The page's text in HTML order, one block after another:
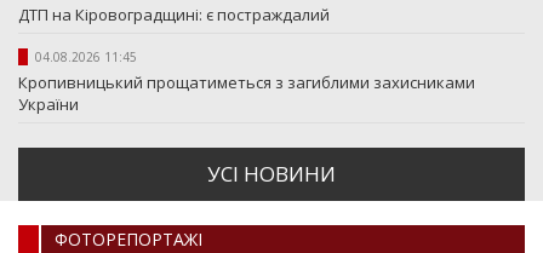
ДТП на Кіровоградщині: є постраждалий
04.08.2026 11:45
Кропивницький прощатиметься з загиблими захисниками
України
УСI НОВИНИ
ФОТОРЕПОРТАЖI